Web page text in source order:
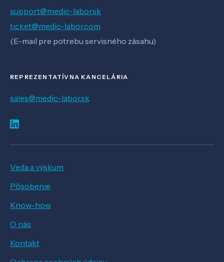
support@medic-labor.sk
ticket@medic-labor.com
(E-mail pre potrebu servisného zásahu)
REPREZENTATÍVNA KANCELÁRIA
sales@medic-labor.sk
Veda a výskum
Pôsobenie
Know-how
O nás
Kontakt